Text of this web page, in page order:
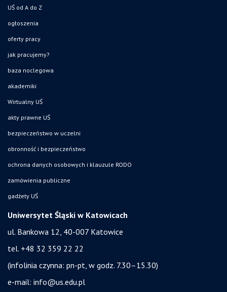
UŚ od A do Z
ogłoszenia
oferty pracy
jak pracujemy?
baza noclegowa
akademiki
Wirtualny UŚ
akty prawne UŚ
bezpieczeństwo w uczelni
obronność i bezpieczeństwo
ochrona danych osobowych i klauzule RODO
zamówienia publiczne
gadżety UŚ
Uniwersytet Śląski w Katowicach
ul. Bankowa 12, 40-007 Katowice
tel. +48 32 359 22 22
(infolinia czynna: pn-pt, w godz. 7.30–15.30)
e-mail: info@us.edu.pl